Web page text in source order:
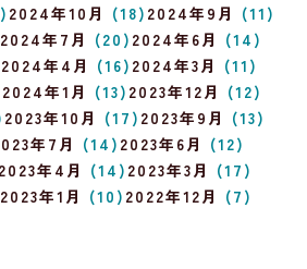
2024年10月 (18) 2024年9月 (11)
2024年7月 (20) 2024年6月 (14)
2024年4月 (16) 2024年3月 (11)
2024年1月 (13) 2023年12月 (12)
2023年10月 (17) 2023年9月 (13)
年7月 (14) 2023年6月 (12)
2023年4月 (14) 2023年3月 (17)
2023年1月 (10) 2022年12月 (7)